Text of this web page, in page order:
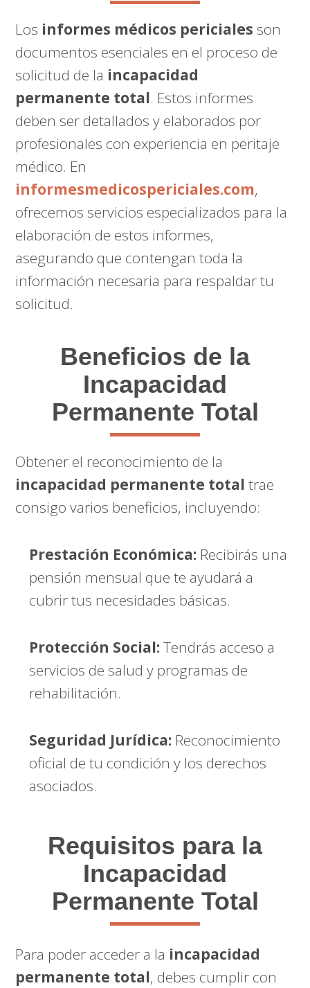
Los informes médicos periciales son
documentos esenciales en el proceso de
solicitud de la incapacidad
permanente total. Estos informes
deben ser detallados y elaborados por
profesionales con experiencia en peritaje
médico. En
informesmedicospericiales.com,
ofrecemos servicios especializados para la
elaboración de estos informes,
asegurando que contengan toda la
información necesaria para respaldar tu
solicitud.
Beneficios de la
Incapacidad
Permanente Total
Obtener el reconocimiento de la
incapacidad permanente total trae
consigo varios beneficios, incluyendo:
Prestación Económica: Recibirás una
pensión mensual que te ayudará a
cubrir tus necesidades básicas.
Protección Social:Tendrás acceso a
servicios de salud y programas de
rehabilitación.
Seguridad Jurídica: Reconocimiento
oficial de tu condición y los derechos
asociados.
Requisitos para la
Incapacidad
Permanente Total
Para poder acceder a la incapacidad
permanente total, debes cumplir con